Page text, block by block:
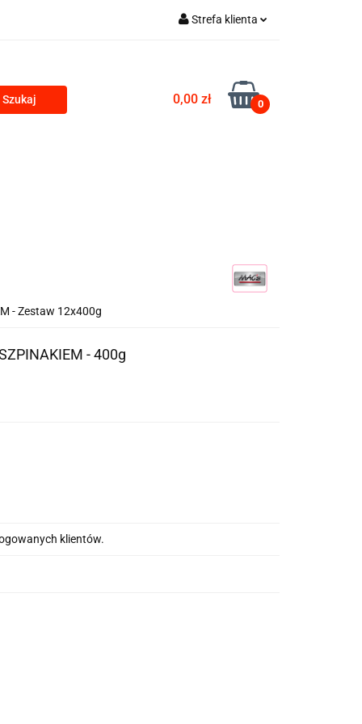
Strefa klienta
Zarejestruj się
Dodaj zgłoszenie
0,00 zł 0
- Zestaw 12x400g
- 400g
klientów.